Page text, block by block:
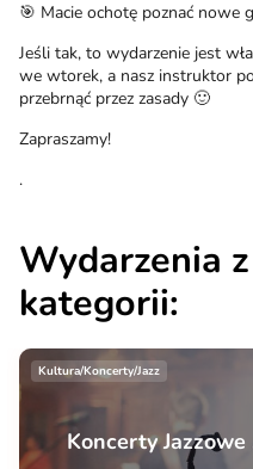
🎯 Macie ochotę poznać nowe
Jeśli tak, to wydarzenie jest
we wtorek, a nasz instruktor
przebrnąć przez zasady 🙂
Zapraszamy!
.
Wydarzenia
kategorii:
Kultura/Koncerty/Jazz
Koncerty